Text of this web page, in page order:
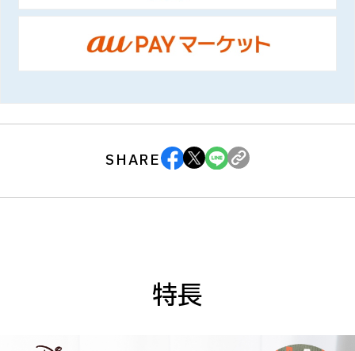
SHARE
特長